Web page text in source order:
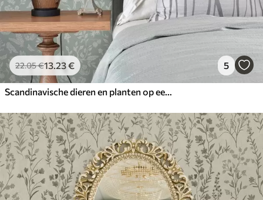
22.05€13.23€ 5
Scandinavische dieren en planten op een mint achtergrond